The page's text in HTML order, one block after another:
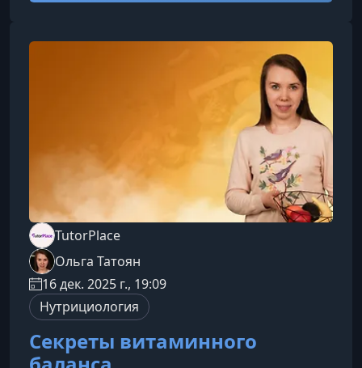
практические рекомендации, которые можно
применить сразу. Как меняются потребности
организма в разные сезоны. Какие продукты
TutorPlace
Ольга Татоян
16 дек. 2025 г., 19:09
Нутрициология
Секреты витаминного